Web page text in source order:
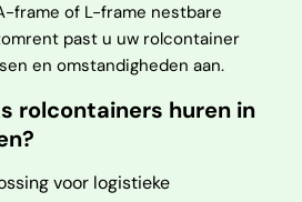
frame of L-frame nestbare
past u uw rolcontainer
en omstandigheden aan.
rolcontainers huren in
voor logistieke